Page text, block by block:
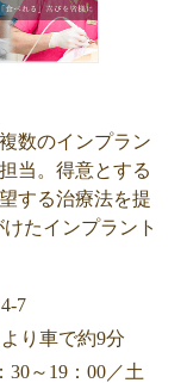
数のインプラン
当。得意とする
する治療法を提
たインプラント
7
り車で約9分
30～19：00／土